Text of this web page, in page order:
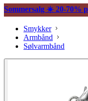
Sommersalg ☀️ 20-70%
Smykker
Armbånd
Sølvarmbånd